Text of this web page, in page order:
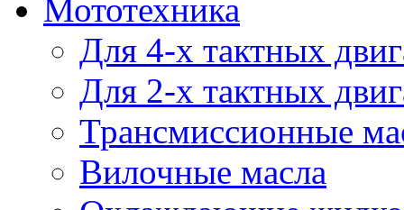
Мототехника
Для 4-х тактных
Для 2-х тактных
Трансмиссионные
Вилочные масла